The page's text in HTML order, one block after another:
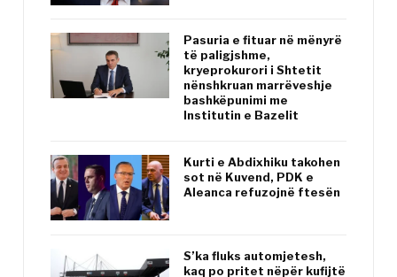
Pasuria e fituar në mënyrë
të paligjshme,
kryeprokurori i Shtetit
nënshkruan marrëveshje
bashkëpunimi me
Institutin e Bazelit
Kurti e Abdixhiku takohen
sot në Kuvend, PDK e
Aleanca refuzojnë ftesën
S’ka fluks automjetesh,
kaq po pritet nëpër kufijtë